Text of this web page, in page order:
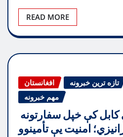
READ MORE
افغانستان تازه ترین خبرونه
مهم خبرونه
امنیت يې تأمینوو